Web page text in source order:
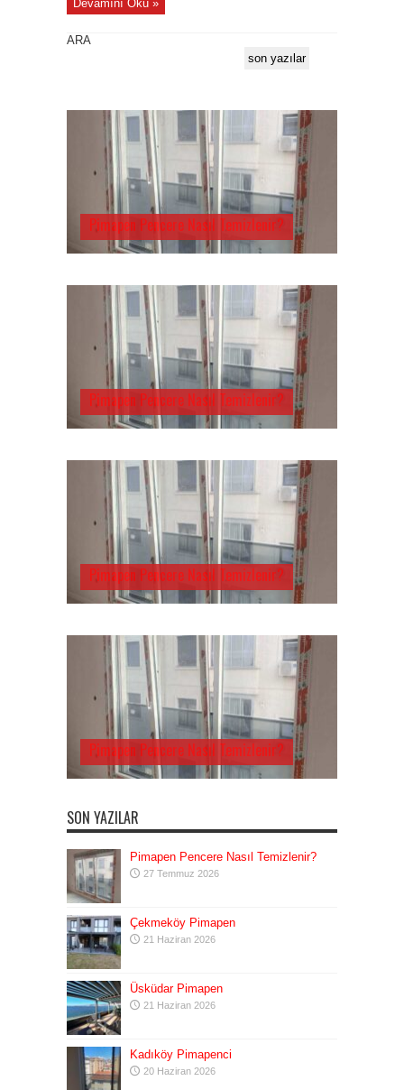
Devamını Oku »
ARA
son yazılar
Pimapen Pencere Nasıl Temizlenir?
Pimapen Pencere Nasıl Temizlenir?
Pimapen Pencere Nasıl Temizlenir?
Pimapen Pencere Nasıl Temizlenir?
SON YAZILAR
Pimapen Pencere Nasıl Temizlenir?
27 Temmuz 2026
Çekmeköy Pimapen
21 Haziran 2026
Üsküdar Pimapen
21 Haziran 2026
Kadıköy Pimapenci
20 Haziran 2026